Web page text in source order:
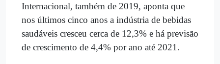
Internacional, também de 2019, aponta que
nos últimos cinco anos a indústria de bebidas
saudáveis cresceu cerca de 12,3% e há previsão
de crescimento de 4,4% por ano até 2021.